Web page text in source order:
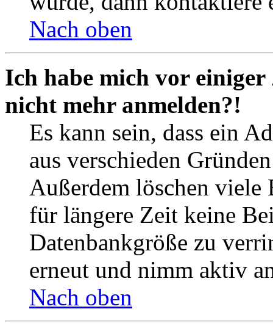
Nach oben
Ich habe mich vor
nicht mehr anmelden?!
Es kann sein, dass ein
aus verschieden
Außerdem löschen viele
für längere Zeit keine
Datenbankgröße zu
erneut und nimm aktiv
Nach oben